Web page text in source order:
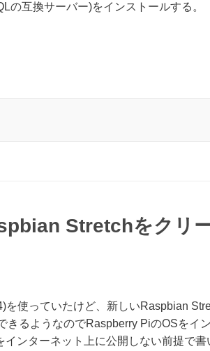
の互換サーバー)をインストールする。
Stretchをクリ
使っていたけど、新しいRaspbian
るようなのでRaspberry PiのOSをイ
ンターネット上に公開しない前提で書